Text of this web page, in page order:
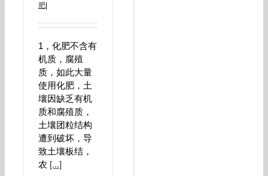
肥|
1，化肥不含有
机质，腐殖
质，如此大量
使用化肥，土
壤因缺乏有机
质和腐殖质，
土壤团粒结构
遭到破坏，导
致土壤板结，
农 [...]